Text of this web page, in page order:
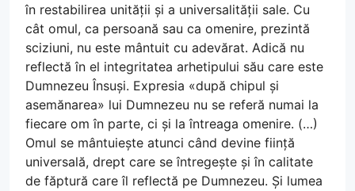
în restabilirea unității și a universalității sale. Cu
cât omul, ca persoană sau ca omenire, prezintă
sciziuni, nu este mântuit cu adevărat. Adică nu
reflectă în el integritatea arhetipului său care este
Dumnezeu Însuși. Expresia «după chipul și
asemănarea» lui Dumnezeu nu se referă numai la
fiecare om în parte, ci și la întreaga omenire. (…)
Omul se mântuiește atunci când devine ființă
universală, drept care se întregește și în calitate
de făptură care îl reflectă pe Dumnezeu. Și lumea